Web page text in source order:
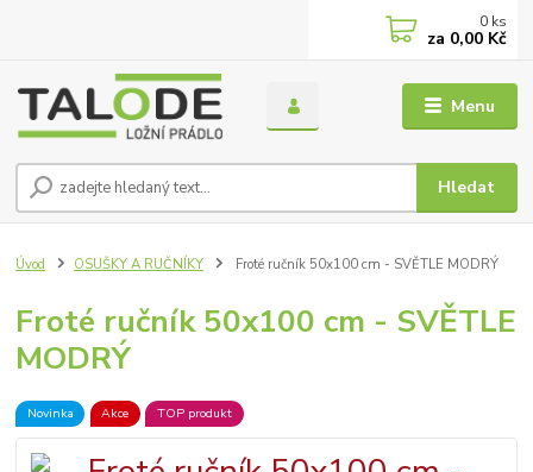
Menu
Hledat
0 ks
za 0,00 Kč
Úvod OSUŠKY A RUČNÍKY Froté ručník 50x100 cm - SVĚTLE MODRÝ
Froté ručník 50x100 cm - SVĚTLE
MODRÝ
Novinka Akce TOP produkt